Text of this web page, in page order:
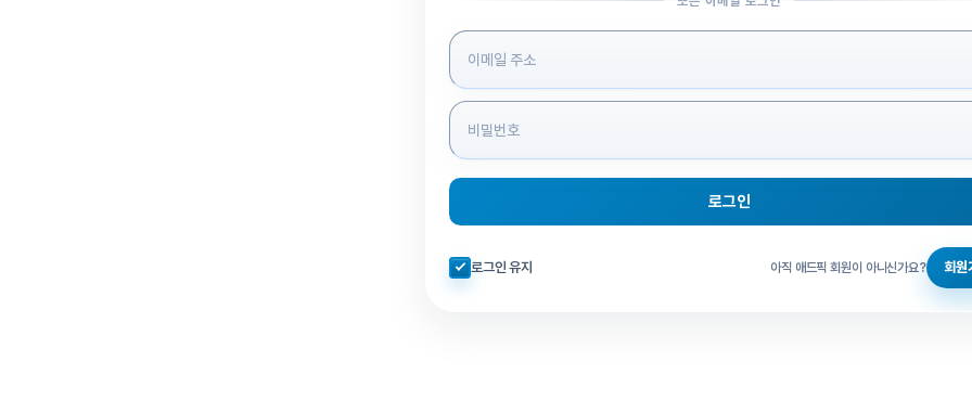
로그인 정보 입력
로그인
자동로그인 체크
로그인 유지 아직 애드픽 회원이 아니신가요? 회원